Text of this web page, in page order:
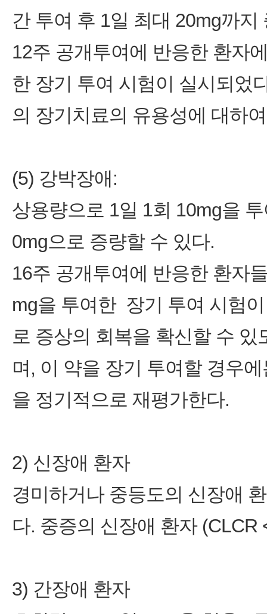
간 투여 후 1일 최대 20mg까
12주 공개투여에 반응한 환자
한 장기 투여 시험이 실시되었
의 장기치료의 유용성에 대하
(5) 강박장애:
상용량으로 1일 1회 10mg을
0mg으로 증량할 수 있다.
16주 공개투여에 반응한 환자
mg을 투여한 장기 투여 시험
로 증상의 회복을 확신할 수
며, 이 약을 장기 투여할 경우
을 정기적으로 재평가한다.
2) 신장애 환자
경미하거나 중등도의 신장애
다. 중증의 신장애 환자
3) 간장애 환자